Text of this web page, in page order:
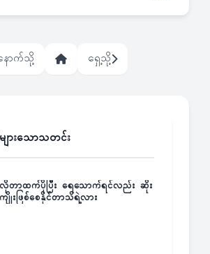
ောက်သို့ ရှေ့သို့
ားသောသတင်း
လိုတာထက်ပိုပြီး ရေသောက်ရင်လည်း ဆိုး
ကျိုးဖြစ်စေနိုင်တာသိရဲ့လား